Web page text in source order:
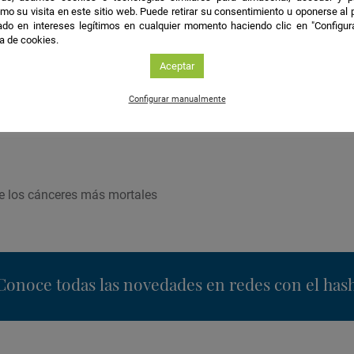
el deseo de relacionarme con las personas, de escuchar
los cánceres más mortales
todas las novedades en redes con el
su visita en este sitio web. Puede retirar su consentimiento u oponerse al
en intereses legítimos en cualquier momento haciendo clic en
de cookies.
Aceptar
Configurar manualmente